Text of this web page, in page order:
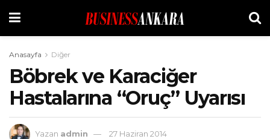
Anasayfa Diğer
Böbrek ve Karaciğer
Hastalarına “Oruç” Uyarısı
Yazan admin
27 Haziran 2014